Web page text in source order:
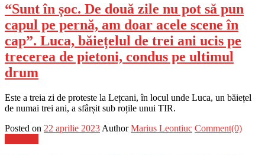
“Sunt în șoc. De două zile nu pot să pun
capul pe pernă, am doar acele scene în
cap”. Luca, băiețelul de trei ani ucis pe
trecerea de pietoni, condus pe ultimul
drum
Este a treia zi de proteste la Lețcani, în locul unde Luca, un băiețel
de numai trei ani, a sfârșit sub roțile unui TIR.
Posted on 22 aprilie 2023 Author Marius Leontiuc Comment(0)